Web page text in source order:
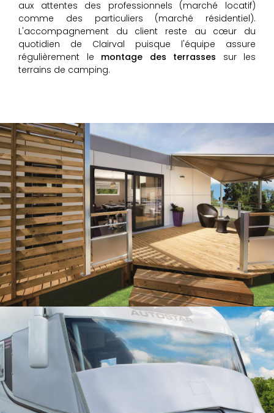
aux attentes des professionnels (marché locatif)
comme des particuliers (marché résidentiel).
L'accompagnement du client reste au cœur du
quotidien de Clairval puisque l'équipe assure
régulièrement le montage des terrasses sur les
terrains de camping.